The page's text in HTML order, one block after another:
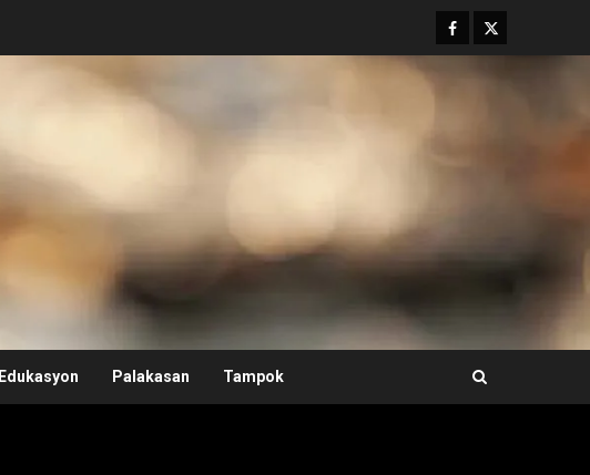
Facebook
Twitter
Edukasyon Palakasan Tampok